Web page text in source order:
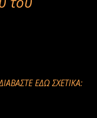
ΕΔΩ ΣΧΕΤΙΚΑ: